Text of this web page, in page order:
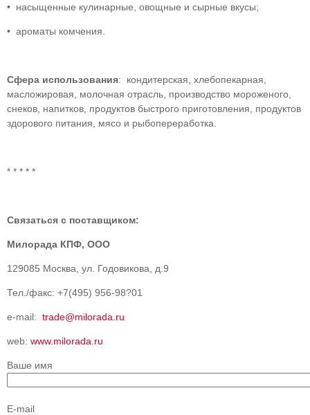
• насыщенные кулинарные, овощные и сырные вкусы;
• ароматы комчения.
Сфера использования: кондитерская, хлебопекарная,
масложировая, молочная отрасль, производство мороженого,
снеков, напитков, продуктов быстрого приготовления, продуктов
здорового питания, мясо и рыбопереработка.
* * * * *
Связаться с поставщиком:
Милорада КПФ, ООО
129085 Москва, ул. Годовикова, д.9
Тел./факс: +7(495) 956-98?01
e-mail: trade@milorada.ru
web: www.milorada.ru
Ваше имя
E-mail